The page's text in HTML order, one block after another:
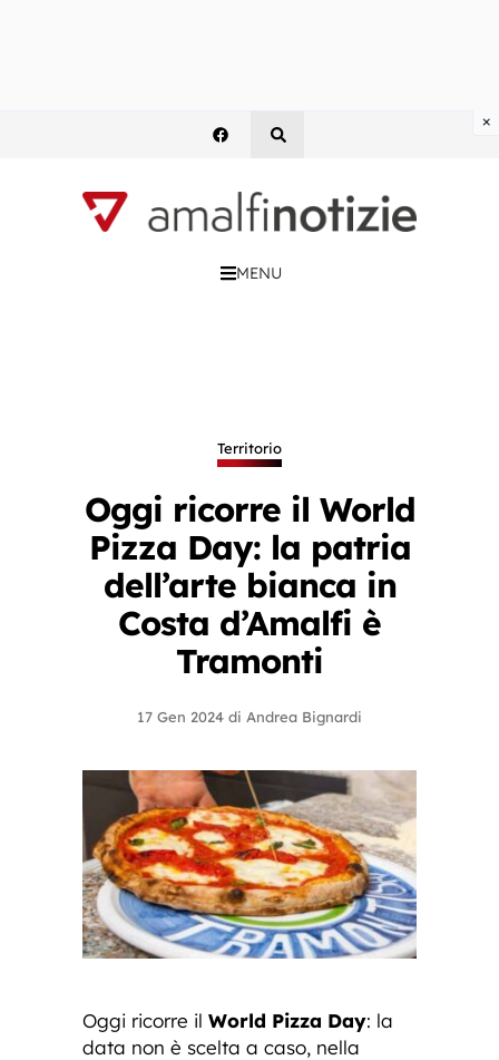
MENU
Territorio
Oggi ricorre il World
Pizza Day: la patria
dell’arte bianca in
Costa d’Amalfi è
Tramonti
17 Gen 2024 di Andrea Bignardi
Oggi ricorre il World Pizza Day: la
data non è scelta a caso, nella
×